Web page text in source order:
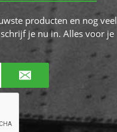
producten en nog veel
je nu in. Alles voor je